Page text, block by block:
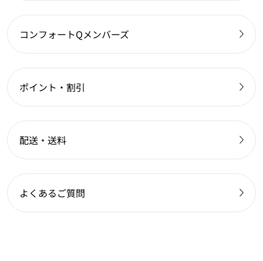
コンフォートQメンバーズ
ポイント・割引
配送・送料
よくあるご質問